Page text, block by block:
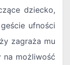
dziecko,
ufności
zagraża mu
możliwość